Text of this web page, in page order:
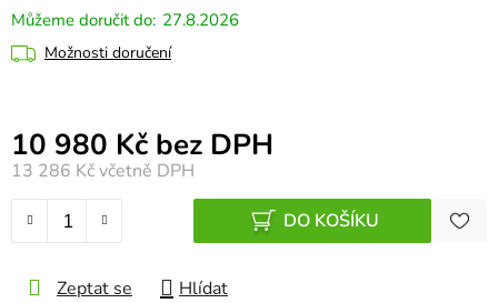
27.8.2026
Možnosti doručení
13 286 Kčvčetně DPH
10 980 Kč bez DPH
Měrná cena:
DO KOŠÍKU
Zeptat se Hlídat